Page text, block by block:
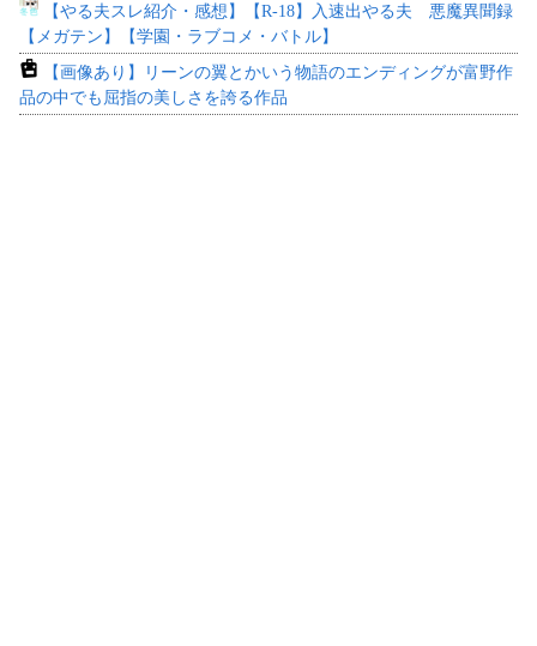
【やる夫スレ紹介・感想】【R-18】入速出やる夫 悪魔異聞録
【メガテン】【学園・ラブコメ・バトル】
【画像あり】リーンの翼とかいう物語のエンディングが富野作
品の中でも屈指の美しさを誇る作品